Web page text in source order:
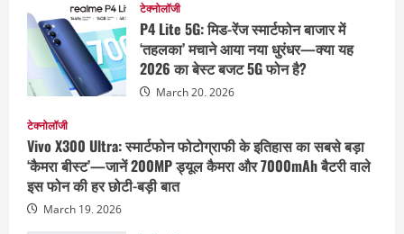
टेक्नोलॉजी
P4 Lite 5G: मिड-रेंज स्मार्टफोन बाजार में
‘तहलका’ मचाने आया नया धुरंधर—क्या यह
2026 का बेस्ट बजट 5G फोन है?
March 20, 2026
टेक्नोलॉजी
Vivo X300 Ultra: स्मार्टफोन फोटोग्राफी के इतिहास का सबसे बड़ा
‘कैमरा बीस्ट’—जानें 200MP ड्यूल कैमरा और 7000mAh बैटरी वाले
इस फोन की हर छोटी-बड़ी बात
March 19, 2026